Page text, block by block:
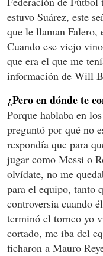
estuvo Suárez, este
que le llaman Falero,
Cuando ese viejo
que era el que me
información de Will
¿Pero en dónde te
Porque hablaba en
preguntó por qué no
respondía que para
jugar como Messi o
olvídate, no me
para el equipo, tanto
controversia cuando
terminó el torneo yo
cortado, me iba del
ficharon a Mauro